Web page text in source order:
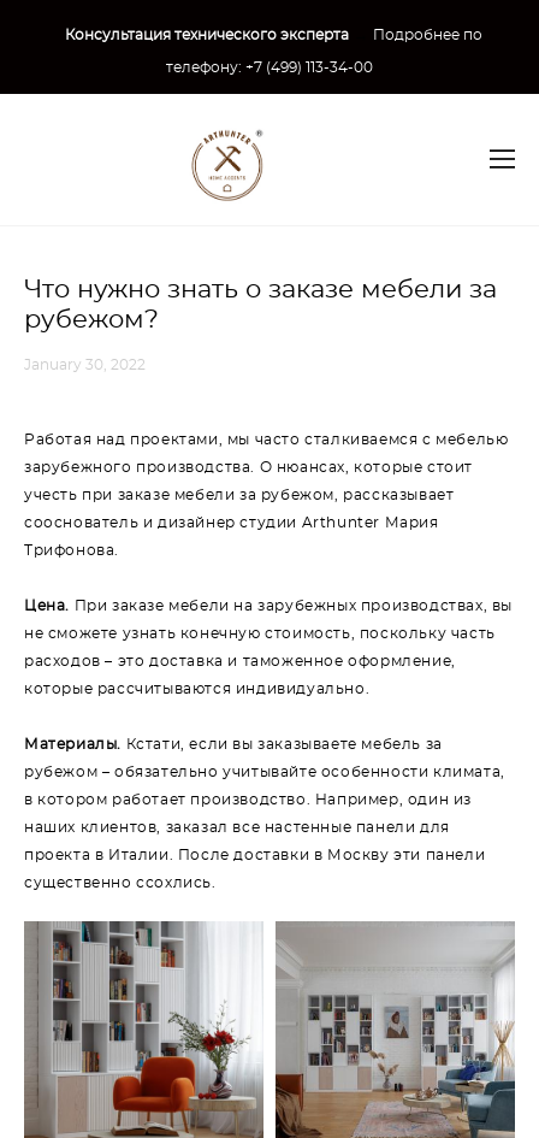
Консультация технического эксперта Подробнее по
телефону: +7 (499) 113-34-00
Что нужно знать о заказе мебели за
рубежом?
January 30, 2022
Работая над проектами, мы часто сталкиваемся с мебелью
зарубежного производства. О нюансах, которые стоит
учесть при заказе мебели за рубежом, рассказывает
сооснователь и дизайнер студии Arthunter Мария
Трифонова.
Цена. При заказе мебели на зарубежных производствах, вы
не сможете узнать конечную стоимость, поскольку часть
расходов – это доставка и таможенное оформление,
которые рассчитываются индивидуально.
Материалы. Кстати, если вы заказываете мебель за
рубежом – обязательно учитывайте особенности климата,
в котором работает производство. Например, один из
наших клиентов, заказал все настенные панели для
проекта в Италии. После доставки в Москву эти панели
существенно ссохлись.